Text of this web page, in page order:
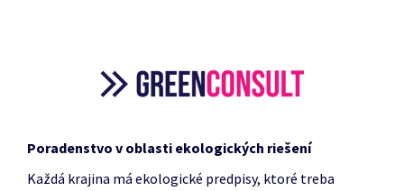
Poradenstvo v oblasti ekologických riešení
Každá krajina má ekologické predpisy, ktoré treba